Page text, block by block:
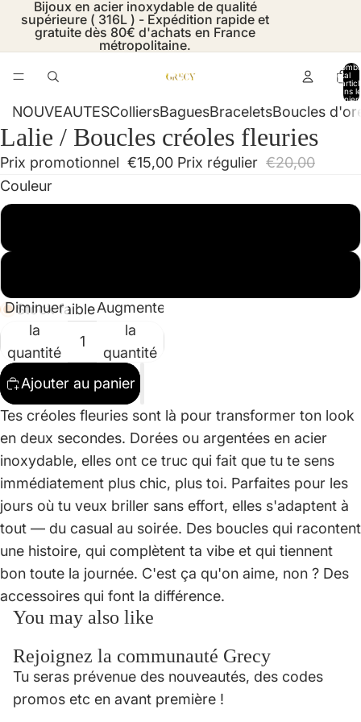
Bijoux en acier inoxydable de qualité
supérieure ( 316L ) - Expédition rapide et
gratuite dès 80€ d'achats en France
métropolitaine.
total
dans le
NOUVEAUTESColliersBaguesBraceletsBoucles
Ouvrir
l’image
en
plein
Ouvrir
l’image
en
plein
Ouvrir
l’image
en
plein
Ouvrir
l’image
en
plein
Lalie / Boucles créoles fleuries
Prix promotionnel €15,00 Prix régulier €20,00
Couleur
Stock faible
Diminuer
la
quantité
Augmenter
la
quantité
Ajouter au panier
Tes créoles fleuries sont là pour transformer ton look
en deux secondes. Dorées ou argentées en acier
inoxydable, elles ont ce truc qui fait que tu te sens
immédiatement plus chic, plus toi. Parfaites pour les
jours où tu veux briller sans effort, elles s'adaptent à
tout — du casual au soirée. Des boucles qui racontent
une histoire, qui complètent ta vibe et qui tiennent
bon toute la journée. C'est ça qu'on aime, non ? Des
accessoires qui font la différence.
You may also like
Rejoignez la communauté Grecy
Tu seras prévenue des nouveautés, des codes
promos etc en avant première !
Politique de confidentialité
Politique de remboursement